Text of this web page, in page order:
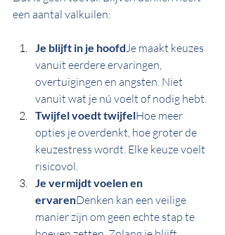
een aantal valkuilen:
Je blijft in je hoofdJe maakt keuzes
vanuit eerdere ervaringen,
overtuigingen en angsten. Niet
vanuit wat je nú voelt of nodig hebt.
Twijfel voedt twijfelHoe meer
opties je overdenkt, hoe groter de
keuzestress wordt. Elke keuze voelt
risicovol.
Je vermijdt voelen en
ervarenDenken kan een veilige
manier zijn om geen echte stap te